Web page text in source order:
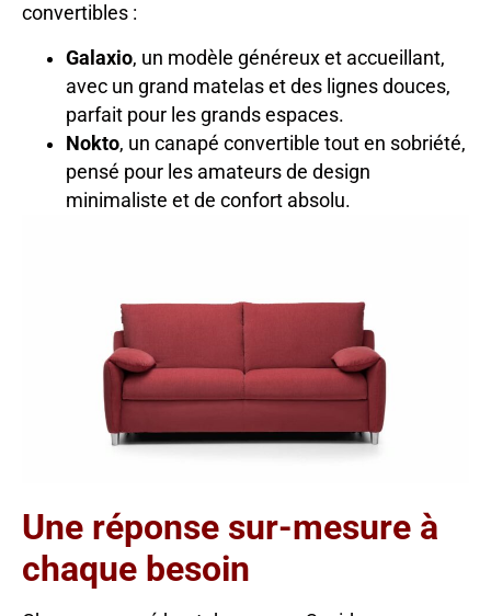
convertibles :
Galaxio, un modèle généreux et accueillant,
avec un grand matelas et des lignes douces,
parfait pour les grands espaces.
Nokto, un canapé convertible tout en sobriété,
pensé pour les amateurs de design
minimaliste et de confort absolu.
Une réponse sur-mesure à
chaque besoin